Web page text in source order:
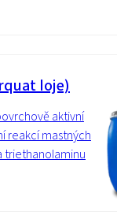
loje)
aktivní
reakcí mastných
triethanolaminu